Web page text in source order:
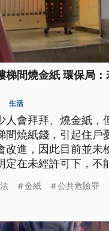
梯間燒金紙 環保局：
生活
人會拜拜、燒金紙，
間燒紙錢，引起住戶
改進，因此目前並未
定在未經許可下，不
罰；要是引發火災，
金紙 公共危險罪